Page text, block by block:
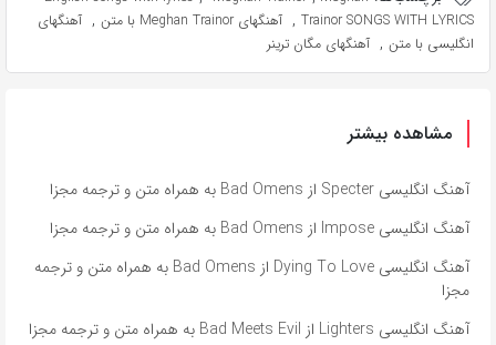
Trainor SONGS WITH LYRICS
, آهنگهای Meghan Trainor با متن , آهنگهای
انگلیسی با متن , آهنگهای مگان ترینر
مشاهده بیشتر
آهنگ انگلیسی Specter از Bad Omens به همراه متن و ترجمه مجزا
آهنگ انگلیسی Impose از Bad Omens به همراه متن و ترجمه مجزا
آهنگ انگلیسی Dying To Love از Bad Omens به همراه متن و ترجمه
مجزا
آهنگ انگلیسی Lighters از Bad Meets Evil به همراه متن و ترجمه مجزا